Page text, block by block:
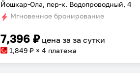
Йошкар-Ола, пер-к. Водопроводный, 4
Мгновенное бронирование
7,396 ₽ цена заза сутки
1,849 ₽ × 4 платежа